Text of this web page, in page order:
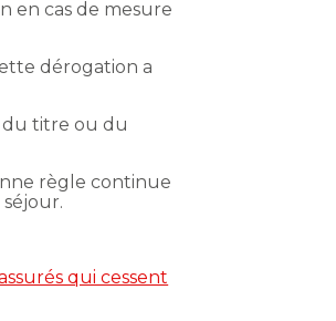
en cas de mesure
dérogation a
du titre ou du
règle continue
qui cessent